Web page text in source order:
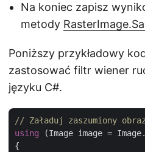
Na koniec zapisz
metody
Poniższy przykładowy
zastosować filtr wiener
języku C#.
// Załaduj zaszumiony
using (Image image =
{